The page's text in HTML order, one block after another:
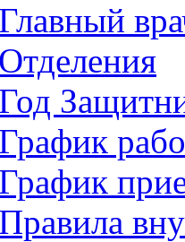
Главный
Отделения
Год
График
График
Правила